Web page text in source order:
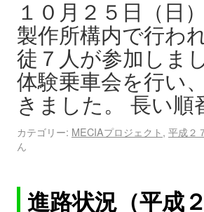
１０月２５日（日
製作所構内で行わ
徒７人が参加しま
体験乗車会を行い
きました。 長い
カテゴリー: MECIAプロジェクト, 平成２
ん
進路状況（平成